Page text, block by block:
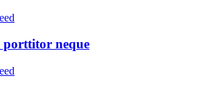
porttitor neque